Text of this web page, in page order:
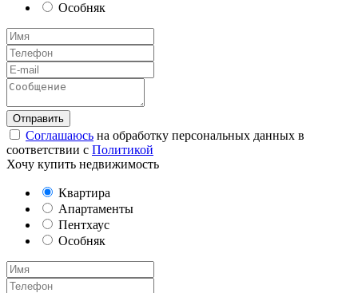
Особняк
Соглашаюсь на обработку персональных данных в
соответствии с Политикой
Хочу купить недвижимость
Квартира
Апартаменты
Пентхаус
Особняк